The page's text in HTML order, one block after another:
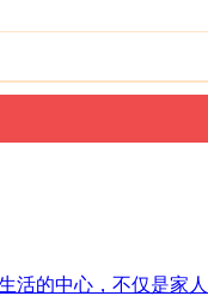
活的中心，不仅是